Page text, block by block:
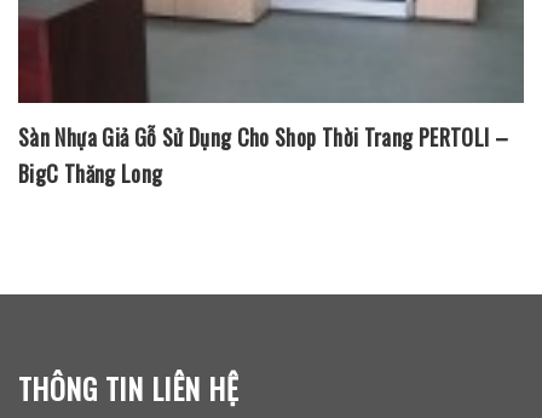
Sàn Nhựa Giả Gỗ Sử Dụng Cho Shop Thời Trang PERTOLI –
BigC Thăng Long
THÔNG TIN LIÊN HỆ